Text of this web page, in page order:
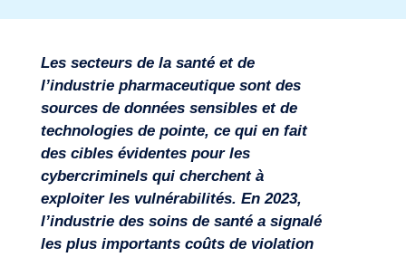
Secteurs
Les secteurs de la santé et de
l’industrie pharmaceutique sont des
sources de données sensibles et de
technologies de pointe, ce qui en fait
des cibles évidentes pour les
cybercriminels qui cherchent à
exploiter les vulnérabilités. En 2023,
l’industrie des soins de santé a signalé
les plus importants coûts de violation